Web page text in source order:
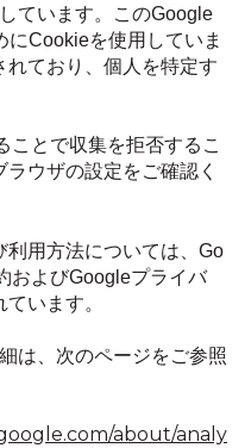
ています。このGoogle
Cookieを使用していま
ており、個人を特定す
ことで収集を拒否するこ
ウザの設定をご確認く
利用方法については、Go
およびGoogleプライバ
います。
は、次のページをご参照
about/analy